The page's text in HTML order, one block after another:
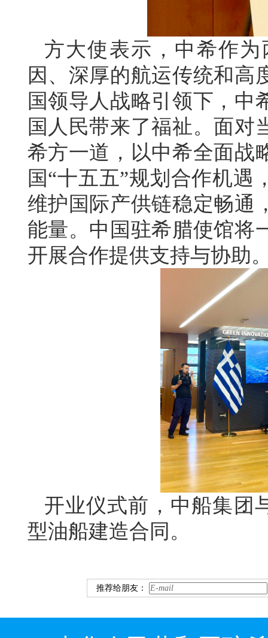
方大使表示，中希作
因、深厚的航运传统和高
国领导人战略引领下，中
国人民带来了福祉。面对
希方一道，以中希全面战
国“十五五”规划合作机遇
维护国际产供链稳定畅通
能量。中国驻希腊使馆将
开展合作提供支持与协助
开业仪式前，中船集团
型油船建造合同。
推荐给朋友：